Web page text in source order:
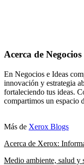
Acerca de Negocios
En Negocios e Ideas
innovación y estrategia
fortaleciendo tus ideas.
compartimos un espacio
Más de Xerox Blogs
Acerca de Xerox:
Medio ambiente, salud y